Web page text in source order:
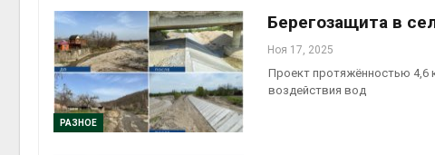
РАЗНОЕ
Берегозащита в
Ноя 17, 2025
Проект протяжённостью 4,6
воздействия вод